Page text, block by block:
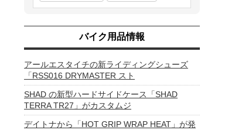
バイク用品情報
アールエスタイチの新ライディングシューズ
「RSS016 DRYMASTER スト
SHAD の新型ハードサイドケース「SHAD
TERRA TR27」がカスタムジ
デイトナから「HOT GRIP WRAP HEAT」が発